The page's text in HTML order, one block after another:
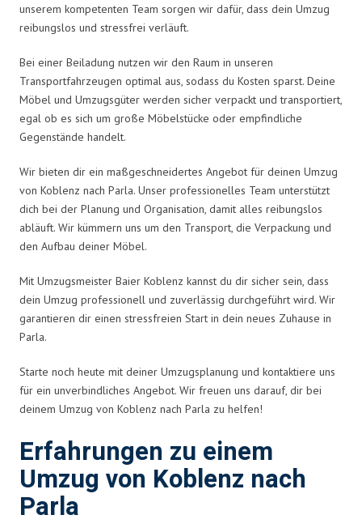
unserem kompetenten Team sorgen wir dafür, dass dein Umzug
reibungslos und stressfrei verläuft.
Bei einer Beiladung nutzen wir den Raum in unseren
Transportfahrzeugen optimal aus, sodass du Kosten sparst. Deine
Möbel und Umzugsgüter werden sicher verpackt und transportiert,
egal ob es sich um große Möbelstücke oder empfindliche
Gegenstände handelt.
Wir bieten dir ein maßgeschneidertes Angebot für deinen Umzug
von Koblenz nach Parla. Unser professionelles Team unterstützt
dich bei der Planung und Organisation, damit alles reibungslos
abläuft. Wir kümmern uns um den Transport, die Verpackung und
den Aufbau deiner Möbel.
Mit Umzugsmeister Baier Koblenz kannst du dir sicher sein, dass
dein Umzug professionell und zuverlässig durchgeführt wird. Wir
garantieren dir einen stressfreien Start in dein neues Zuhause in
Parla.
Starte noch heute mit deiner Umzugsplanung und kontaktiere uns
für ein unverbindliches Angebot. Wir freuen uns darauf, dir bei
deinem Umzug von Koblenz nach Parla zu helfen!
Erfahrungen zu einem
Umzug von Koblenz nach
Parla